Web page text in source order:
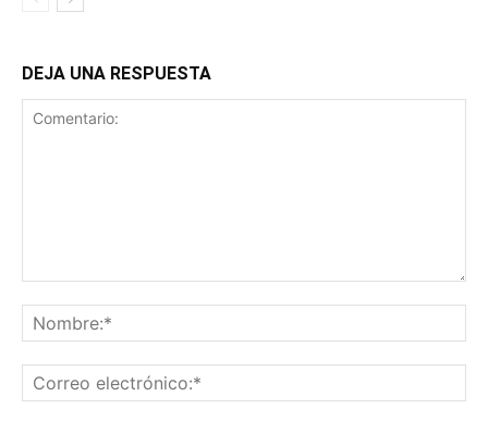
DEJA UNA RESPUESTA